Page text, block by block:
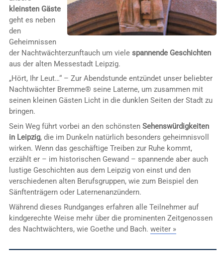
kleinsten Gäste
geht es neben
den
Geheimnissen
der Nachtwächterzunftauch um viele spannende Geschichten
aus der alten Messestadt Leipzig.
„Hört, Ihr Leut…“ – Zur Abendstunde entzündet unser beliebter
Nachtwächter Bremme® seine Laterne, um zusammen mit
seinen kleinen Gästen Licht in die dunklen Seiten der Stadt zu
bringen.
Sein Weg führt vorbei an den schönsten Sehenswürdigkeiten
in Leipzig, die im Dunkeln natürlich besonders geheimnisvoll
wirken. Wenn das geschäftige Treiben zur Ruhe kommt,
erzählt er – im historischen Gewand – spannende aber auch
lustige Geschichten aus dem Leipzig von einst und den
verschiedenen alten Berufsgruppen, wie zum Beispiel den
Sänftenträgern oder Laternenanzündern.
Während dieses Rundganges erfahren alle Teilnehmer auf
kindgerechte Weise mehr über die prominenten Zeitgenossen
des Nachtwächters, wie Goethe und Bach. weiter »